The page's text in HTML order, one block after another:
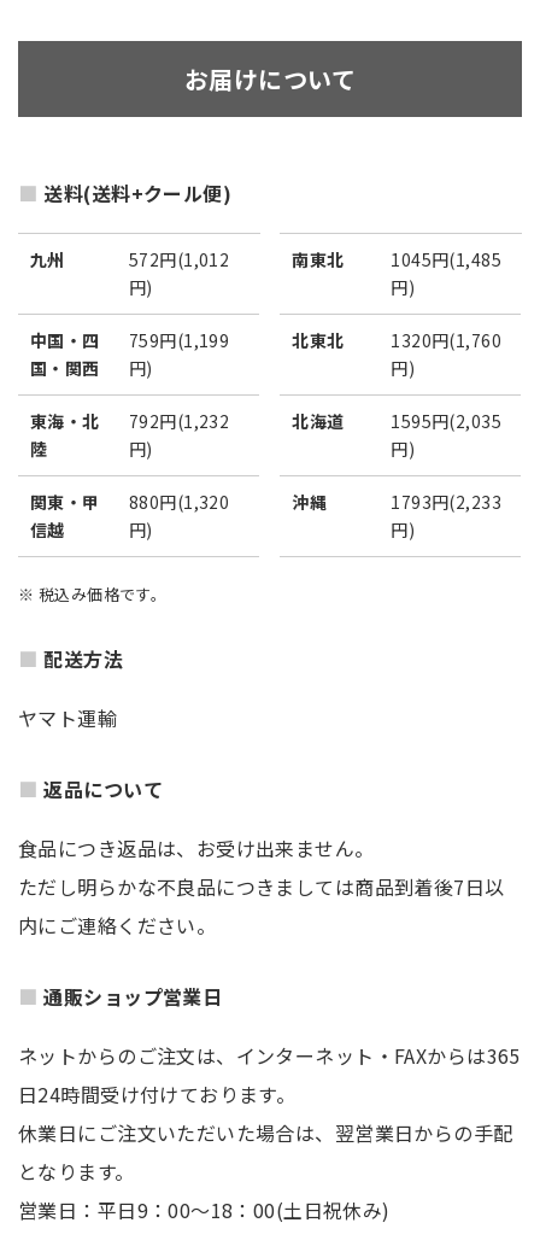
お届けについて
送料(送料+クール便)
九州
572円(1,012
円)
中国・四
国・関西
759円(1,199
円)
東海・北
陸
792円(1,232
円)
関東・甲
信越
880円(1,320
円)
南東北
1045円(1,485
円)
北東北
1320円(1,760
円)
北海道
1595円(2,035
円)
沖縄
1793円(2,233
円)
※ 税込み価格です。
配送方法
ヤマト運輸
返品について
食品につき返品は、お受け出来ません。
ただし明らかな不良品につきましては商品到着後7日以
内にご連絡ください。
通販ショップ営業日
ネットからのご注文は、インターネット・FAXからは365
日24時間受け付けております。
休業日にご注文いただいた場合は、翌営業日からの手配
となります。
営業日：平日9：00～18：00(土日祝休み)